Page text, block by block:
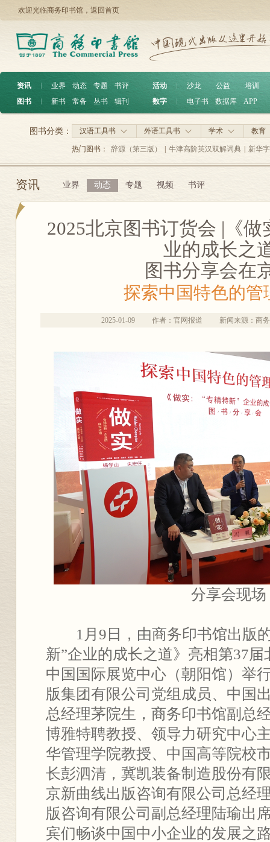
欢迎光临商务印书馆， 返回首页
资讯 ︱ 业界 动态 专题
书评
图书
︱ 新书 常备 丛书 辑刊
活动 沙龙 公益
培训
数字
电子书 数据库 APP
汉语工具书 外语工具书 学术 教育
图书分类：
热门图书： 辞源（第三版） 牛津高阶英汉双解词典 新华
资讯 业界 动态 专题 视频 书评
2025北京图书订货会 |《做
业的成长之
图书分享会在
探索中国特色的管
2025-01-09 作者：官网报道 新闻来源：商
分享会现场
1月9日，由商务印书馆出版
新”企业的成长之道》亮相第37
中国国际展览中心（朝阳馆）举
版集团有限公司党组成员、中国
总经理茅院生，商务印书馆副总
博雅特聘教授、领导力研究中心
华管理学院教授、中国高等院校
长彭泗清，冀凯装备制造股份有
京新曲线出版咨询有限公司总经
版咨询有限公司副总经理陆瑜出
宾们畅谈中国中小企业的发展之